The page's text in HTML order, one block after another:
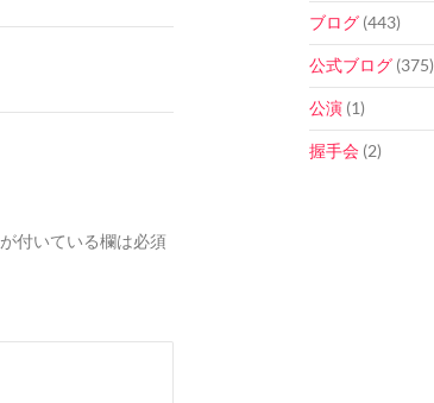
が付いている欄は必須
ブログ (443)
公式ブログ (375)
公演 (1)
握手会 (2)